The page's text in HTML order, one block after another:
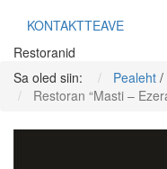
KONTAKTTEAVE
Restoranid
Sa oled siin:
Pealeht /
Restoran “Masti –